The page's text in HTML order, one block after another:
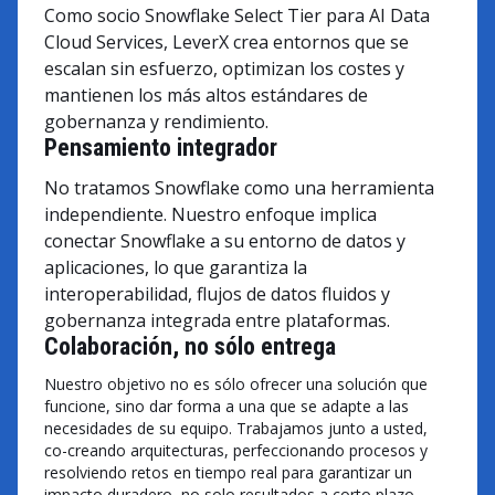
Como socio Snowflake Select Tier para AI Data
Cloud Services, LeverX crea entornos que se
escalan sin esfuerzo, optimizan los costes y
mantienen los más altos estándares de
gobernanza y rendimiento.
Pensamiento integrador
No tratamos Snowflake como una herramienta
independiente. Nuestro enfoque implica
conectar Snowflake a su entorno de datos y
aplicaciones, lo que garantiza la
interoperabilidad, flujos de datos fluidos y
gobernanza integrada entre plataformas.
Colaboración, no sólo entrega
Nuestro objetivo no es sólo ofrecer una solución que
funcione, sino dar forma a una que se adapte a las
necesidades de su equipo. Trabajamos junto a usted,
co-creando arquitecturas, perfeccionando procesos y
resolviendo retos en tiempo real para garantizar un